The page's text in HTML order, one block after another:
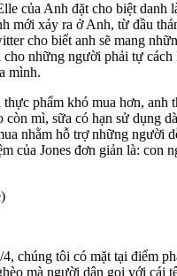
của Anh đặt cho biệt danh
mới xảy ra ở Anh, từ đầu
cho biết anh sẽ mang
cho những người phải tự
mình.
phẩm khó mua hơn, anh
còn mì, sữa có hạn sử dụng
nhằm hỗ trợ những người
của Jones đơn giản là: con
chúng tôi có mặt tại điểm
mà người dân gọi với cái